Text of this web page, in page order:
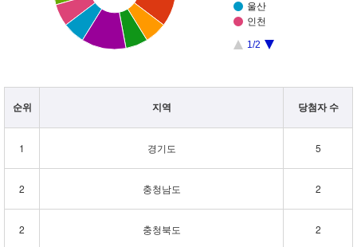
울산
인천
1/2
순위 지역 당첨자 수
1 경기도 5
2 충청남도 2
2 충청북도 2